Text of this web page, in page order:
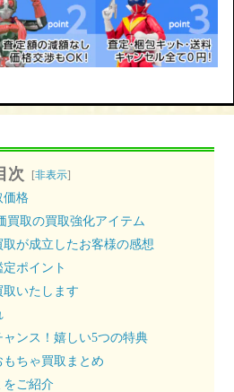
次 [非表示]
価格
買取の買取強化アイテム
が成立したお客様の感想
ポイント
いたします
ンス！嬉しい5つの特典
ちゃ買取まとめ
をご紹介